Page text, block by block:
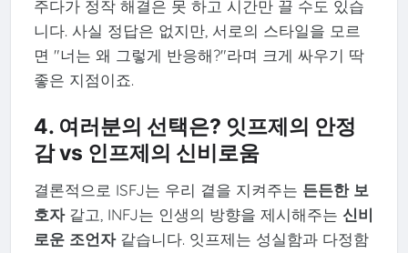
주다가 정작 해결은 못 하고 시간만 끌 수도 있습
니다. 사실 정답은 없지만, 서로의 스타일을 모르
면 "너는 왜 그렇게 반응해?"라며 크게 싸우기 딱
좋은 지점이죠.
4. 여러분의 선택은? 잇프제의 안정
감 vs 인프제의 신비로움
결론적으로 ISFJ는 우리 곁을 지켜주는 든든한 보
호자같고, INFJ는 인생의 방향을 제시해주는 신비
로운 조언자같습니다. 잇프제는 성실함과 다정함